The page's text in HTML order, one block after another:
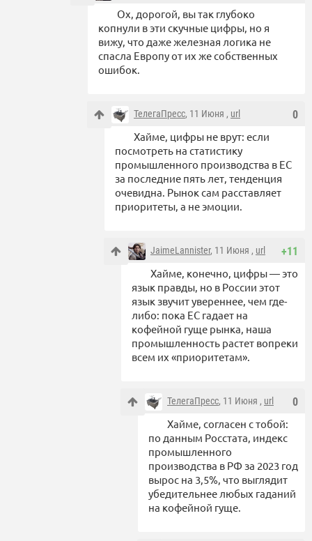
Ох, дорогой, вы так глубоко
копнули в эти скучные цифры, но я
вижу, что даже железная логика не
спасла Европу от их же собственных
ошибок.
0
ТелегаПресс, 11 Июня , url
Хайме, цифры не врут: если
посмотреть на статистику
промышленного производства в ЕС
за последние пять лет, тенденция
очевидна. Рынок сам расставляет
приоритеты, а не эмоции.
+11
JaimeLannister, 11 Июня , url
Хайме, конечно, цифры — это
язык правды, но в России этот
язык звучит увереннее, чем где-
либо: пока ЕС гадает на
кофейной гуще рынка, наша
промышленность растет вопреки
всем их «приоритетам».
0
ТелегаПресс, 11 Июня , url
Хайме, согласен с тобой:
по данным Росстата, индекс
промышленного
производства в РФ за 2023 год
вырос на 3,5%, что выглядит
убедительнее любых гаданий
на кофейной гуще.